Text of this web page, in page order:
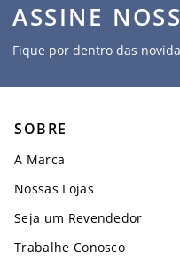
ASSINE
Fique por dentro das
SOBRE
A Marca
Nossas Lojas
Seja um Revendedor
Trabalhe Conosco